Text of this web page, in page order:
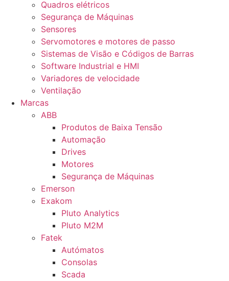
Quadros elétricos
Segurança de Máquinas
Sensores
Servomotores e motores de passo
Sistemas de Visão e Códigos de Barras
Software Industrial e HMI
Variadores de velocidade
Ventilação
Marcas
ABB
Produtos de Baixa Tensão
Automação
Drives
Motores
Segurança de Máquinas
Emerson
Exakom
Pluto Analytics
Pluto M2M
Fatek
Autómatos
Consolas
Scada